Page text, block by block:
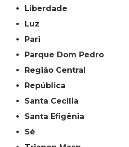
Liberdade
Luz
Pari
Parque Dom Pedro
Região Central
República
Santa Cecília
Santa Efigênia
Sé